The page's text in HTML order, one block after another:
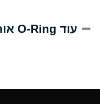
(Aqueous) עוד O-Ring אורינגים מאותו החומר